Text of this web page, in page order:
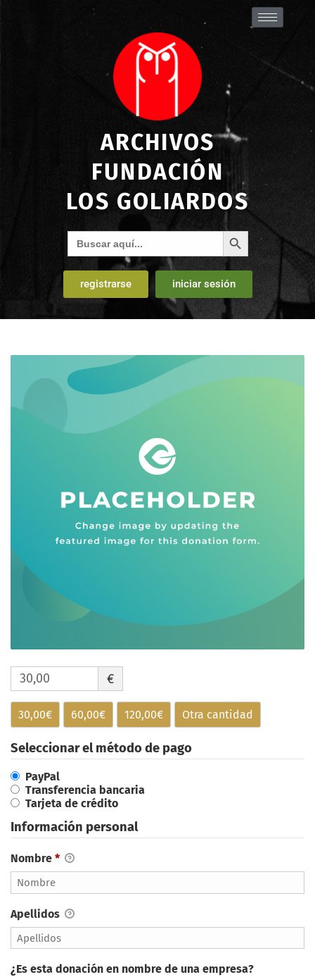
ARCHIVOS
FUNDACIÓN
LOS GOLIARDOS
Buscar: Botón de búsqueda
registrarse iniciar sesión
€
30,00€ 60,00€ 120,00€ Otra cantidad
Seleccionar el método de pago
PayPal
Transferencia bancaria
Tarjeta de crédito
Información personal
Nombre *
Apellidos
¿Es esta donación en nombre de una empresa?